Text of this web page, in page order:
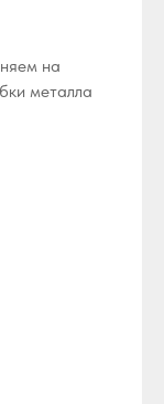
на
металла